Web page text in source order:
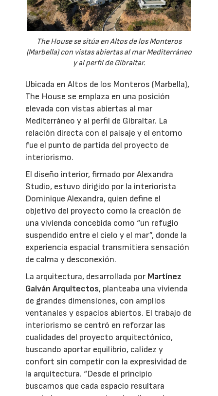
The House se sitúa en Altos de los Monteros
(Marbella) con vistas abiertas al mar Mediterráneo
y al perfil de Gibraltar.
Ubicada en Altos de los Monteros (Marbella),
The House se emplaza en una posición
elevada con vistas abiertas al mar
Mediterráneo y al perfil de Gibraltar. La
relación directa con el paisaje y el entorno
fue el punto de partida del proyecto de
interiorismo.
El diseño interior, firmado por Alexandra
Studio, estuvo dirigido por la interiorista
Dominique Alexandra, quien define el
objetivo del proyecto como la creación de
una vivienda concebida como “un refugio
suspendido entre el cielo y el mar”, donde la
experiencia espacial transmitiera sensación
de calma y desconexión.
La arquitectura, desarrollada por Martínez
Galván Arquitectos, planteaba una vivienda
de grandes dimensiones, con amplios
ventanales y espacios abiertos. El trabajo de
interiorismo se centró en reforzar las
cualidades del proyecto arquitectónico,
buscando aportar equilibrio, calidez y
confort sin competir con la expresividad de
la arquitectura. “Desde el principio
buscamos que cada espacio resultara